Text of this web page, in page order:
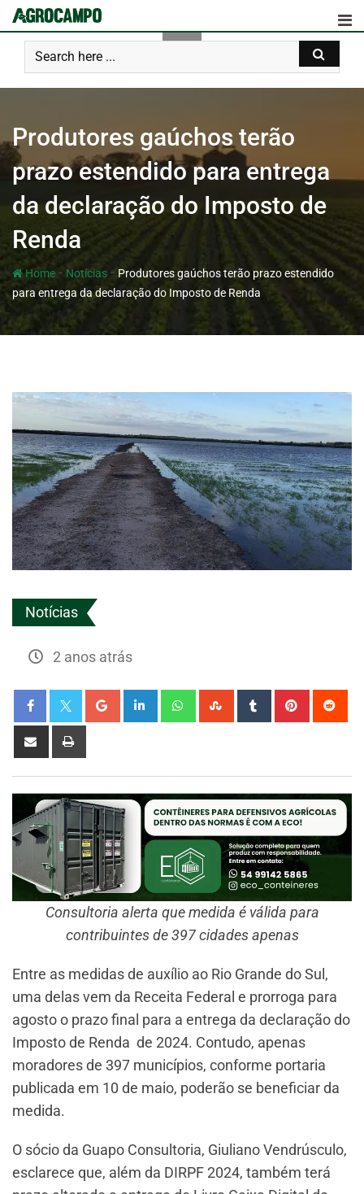
Produtores gaúchos terão
prazo estendido para entrega
da declaração do Imposto de
Renda
Home- Notícias - Produtores gaúchos terão prazo estendido
para entrega da declaração do Imposto de Renda
Notícias
2 anos atrás
Consultoria alerta que medida é válida para
contribuintes de 397 cidades apenas
Entre as medidas de auxílio ao Rio Grande do Sul,
uma delas vem da Receita Federal e prorroga para
agosto o prazo final para a entrega da declaração do
Imposto de Renda de 2024. Contudo, apenas
moradores de 397 municípios, conforme portaria
publicada em 10 de maio, poderão se beneficiar da
medida.
O sócio da Guapo Consultoria, Giuliano Vendrúsculo,
esclarece que, além da DIRPF 2024, também terá